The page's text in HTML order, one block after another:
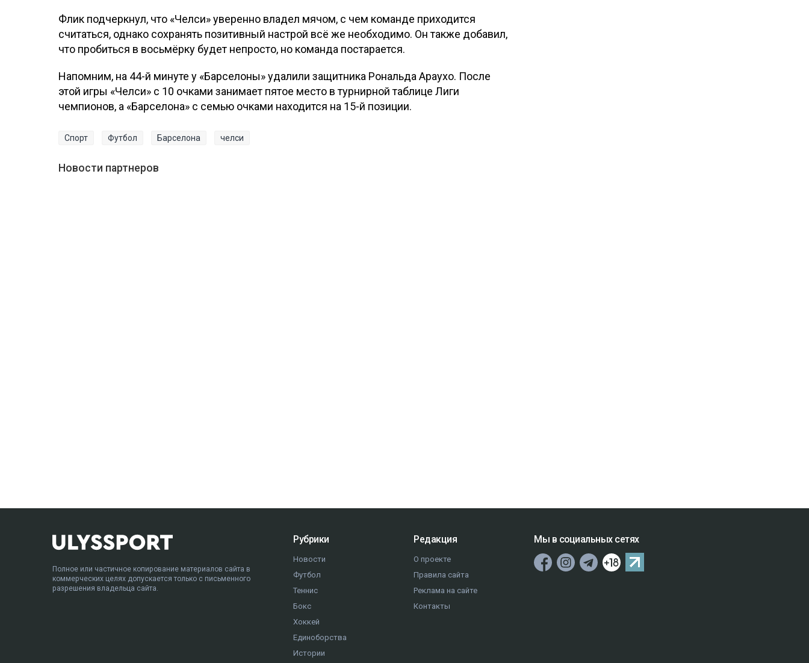
Флик подчеркнул, что «Челси» уверенно владел мячом, с чем команде приходится
считаться, однако сохранять позитивный настрой всё же необходимо. Он также добавил,
что пробиться в восьмёрку будет непросто, но команда постарается.
Напомним, на 44-й минуте у «Барселоны» удалили защитника Рональда Араухо. После
этой игры «Челси» с 10 очками занимает пятое место в турнирной таблице Лиги
чемпионов, а «Барселона» с семью очками находится на 15-й позиции.
Спорт Футбол Барселона челси
Новости партнеров
Полное или частичное копирование материалов сайта в
коммерческих целях допускается только с письменного
разрешения владельца сайта.
Рубрики
Новости
Футбол
Теннис
Бокс
Хоккей
Единоборства
Истории
Редакция
О проекте
Правила сайта
Реклама на сайте
Контакты
Мы в социальных сетях